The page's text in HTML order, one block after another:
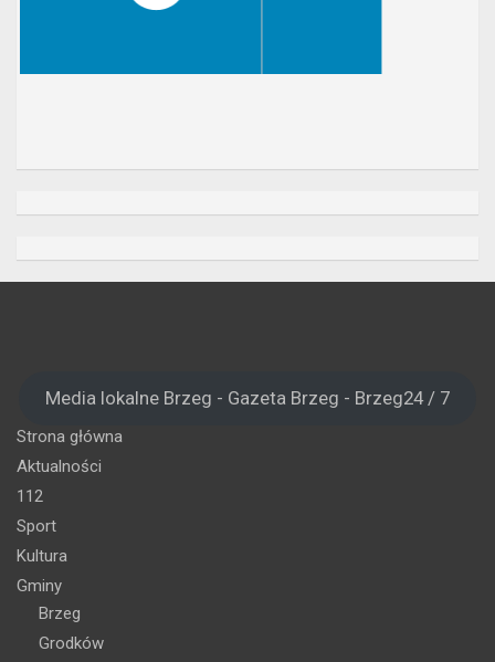
Media lokalne Brzeg - Gazeta Brzeg - Brzeg24 / 7
Strona główna
Aktualności
112
Sport
Kultura
Gminy
Brzeg
Grodków